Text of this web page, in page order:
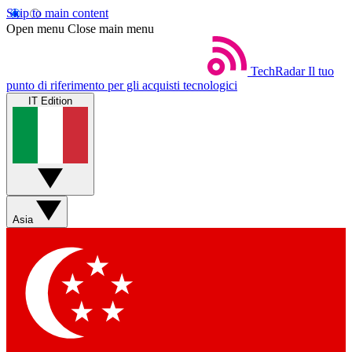
Skip to main content
Open menu Close main menu
TechRadar Il tuo
punto di riferimento per gli acquisti tecnologici
IT Edition
Asia